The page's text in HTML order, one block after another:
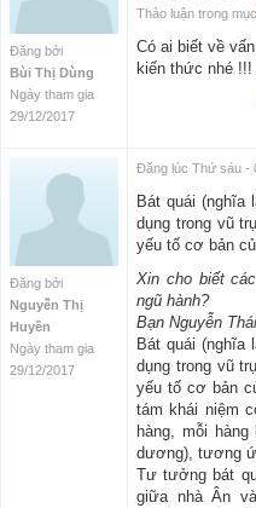
Đăng bởi
Bùi Thị Dùng
Ngày tham gia
29/12/2017
Thảo luận trong mục
Có ai biết về
kiến thức nhé
Đăng bởi
Nguyễn Thị
Huyền
Ngày tham gia
29/12/2017
Đăng lúc Thứ sáu -
Bát quái
dụng trong vũ
yếu tố cơ bản
Xin cho biết
ngũ hành?
Bạn Nguyễn
Bát quái
dụng trong vũ
yếu tố cơ bản
tám khái niệm
hàng, mỗi
dương), tương
Tư tưởng bát
giữa nhà Ân